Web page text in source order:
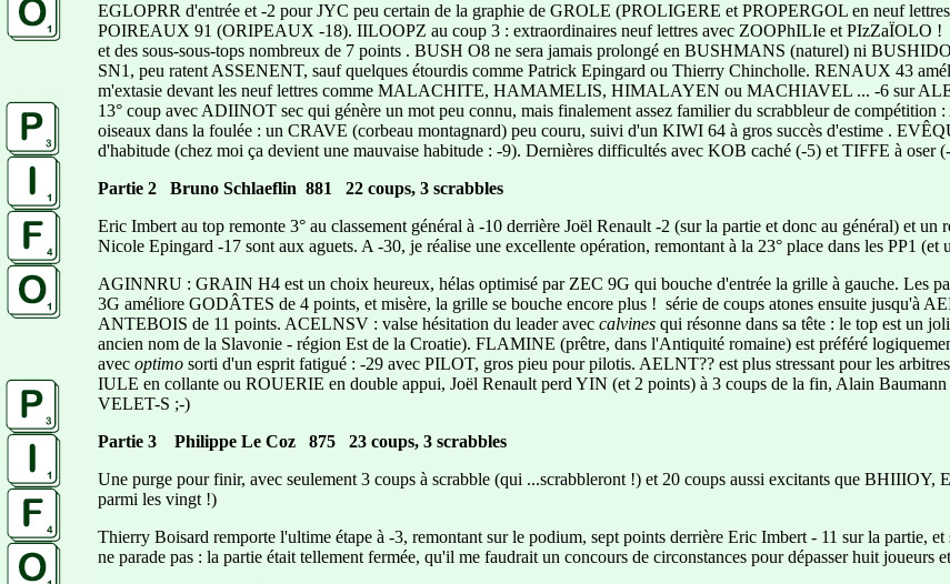
EGLOPRR d'entrée et -2 pour JYC peu certain de la graphie de GROLE (PROLIGERE et PROPERGOL en neuf
POIREAUX 91 (ORIPEAUX -18). IILOOPZ au coup 3 : extraordinaires neuf lettres avec ZOOPhILIe et PIzZaÏOLO
et des sous-sous-tops nombreux de 7 points . BUSH O8 ne sera jamais prolongé en BUSHMANS (naturel) ni
SN1, peu ratent ASSENENT, sauf quelques étourdis comme Patrick Epingard ou Thierry Chincholle. RENAUX 43
m'extasie devant les neuf lettres comme MALACHITE, HAMAMELIS, HIMALAYEN ou MACHIAVEL ... -6 sur
13° coup avec ADIINOT sec qui génère un mot peu connu, mais finalement assez familier du scrabbleur de
oiseaux dans la foulée : un CRAVE (corbeau montagnard) peu couru, suivi d'un KIWI 64 à gros succès d'estime .
d'habitude (chez moi ça devient une mauvaise habitude : -9). Dernières difficultés avec KOB caché (-5) et TIFFE à oser
Partie 2 Bruno Schlaeflin 881 22 coups, 3 scrabbles
Eric Imbert au top remonte 3° au classement général à -10 derrière Joël Renault -2 (sur la partie et donc au général) et
Nicole Epingard -17 sont aux aguets. A -30, je réalise une excellente opération, remontant à la 23° place dans les PP1 (et
AGINNRU : GRAIN H4 est un choix heureux, hélas optimisé par ZEC 9G qui bouche d'entrée la grille à gauche.
3G améliore GODÂTES de 4 points, et misère, la grille se bouche encore plus ! série de coups atones ensuite jusqu'à
ANTEBOIS de 11 points. ACELNSV : valse hésitation du leader avec calvines qui résonne dans sa tête : le top est un
ancien nom de la Slavonie - région Est de la Croatie). FLAMINE (prêtre, dans l'Antiquité romaine) est préféré
avec optimo sorti d'un esprit fatigué : -29 avec PILOT, gros pieu pour pilotis. AELNT?? est plus stressant pour les
IULE en collante ou ROUERIE en double appui, Joël Renault perd YIN (et 2 points) à 3 coups de la fin, Alain
VELET-S ;-)
Partie 3 Philippe Le Coz 875 23 coups, 3 scrabbles
Une purge pour finir, avec seulement 3 coups à scrabble (qui ...scrabbleront !) et 20 coups aussi excitants que
parmi les vingt !)
Thierry Boisard remporte l'ultime étape à -3, remontant sur le podium, sept points derrière Eric Imbert - 11 sur la partie,
ne parade pas : la partie était tellement fermée, qu'il me faudrait un concours de circonstances pour dépasser huit joueurs